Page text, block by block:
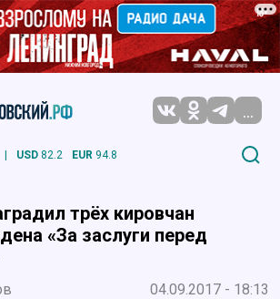
...
| USD 82.2 EUR 94.8
трёх кировчан
«За заслуги перед
04.09.2017 - 18:13